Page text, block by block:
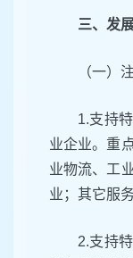
三、发
（一）
1.支持
业企业。重
业物流、工
业；其它服
2.支持